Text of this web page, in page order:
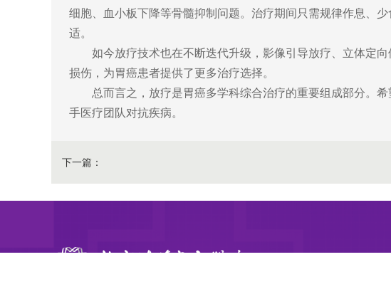
细胞、血小板下降等骨髓抑制问题。治疗期间只需规律作息、
适。
如今放疗技术也在不断迭代升级，影像引导放疗、立体定
损伤，为胃癌患者提供了更多治疗选择。
总而言之，放疗是胃癌多学科综合治疗的重要组成部分。
手医疗团队对抗疾病。
下一篇：